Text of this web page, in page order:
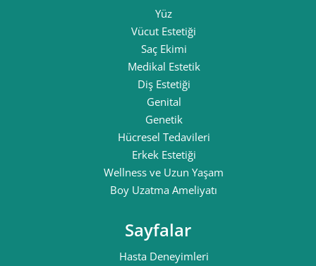
Yüz
Vücut Estetiği
Saç Ekimi
Medikal Estetik
Diş Estetiği
Genital
Genetik
Hücresel Tedavileri
Erkek Estetiği
Wellness ve Uzun Yaşam
Boy Uzatma Ameliyatı
Sayfalar
Hasta Deneyimleri